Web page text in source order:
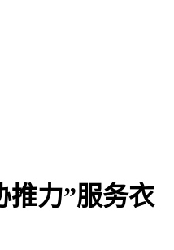
推力”服务衣